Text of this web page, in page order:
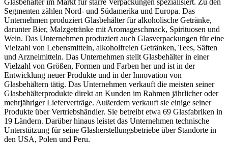
Segmenten zählen Nord- und Südamerika und Europa. Das
Unternehmen produziert Glasbehälter für alkoholische Getränke,
darunter Bier, Malzgetränke mit Aromageschmack, Spirituosen und
Wein. Das Unternehmen produziert auch Glasverpackungen für eine
Vielzahl von Lebensmitteln, alkoholfreien Getränken, Tees, Säften
und Arzneimitteln. Das Unternehmen stellt Glasbehälter in einer
Vielzahl von Größen, Formen und Farben her und ist in der
Entwicklung neuer Produkte und in der Innovation von
Glasbehältern tätig. Das Unternehmen verkauft die meisten seiner
Glasbehälterprodukte direkt an Kunden im Rahmen jährlicher oder
mehrjähriger Lieferverträge. Außerdem verkauft sie einige seiner
Produkte über Vertriebshändler. Sie betreibt etwa 69 Glasfabriken in
19 Ländern. Darüber hinaus leistet das Unternehmen technische
Unterstützung für seine Glasherstellungsbetriebe über Standorte in
den USA, Polen und Peru.